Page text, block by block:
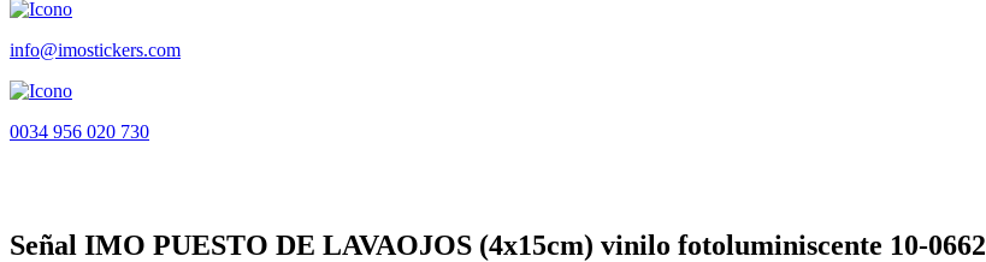
info@imostickers.com
0034 956 020 730
Señal IMO PUESTO DE LAVAOJOS (4x15cm) vinilo fotoluminiscente 10-0662